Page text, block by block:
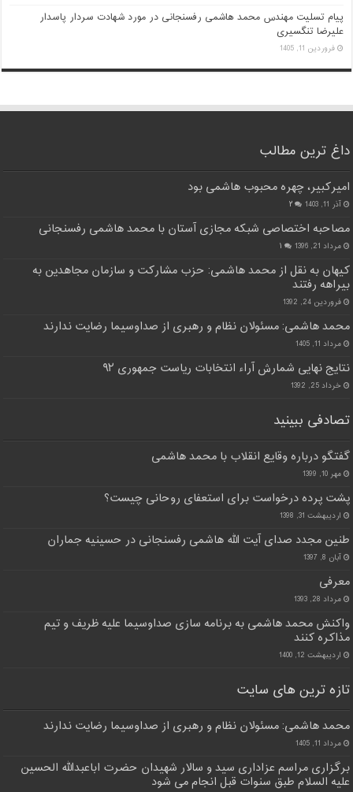
پیام تسلیت مهندس محمد هاشمی رفسنجانی در مورد شهادت سردار پاسدار
علیرضا تنگسیری
فروردین 11, 1405
داغ ترین مطالب
امیرکبیر، چهره محبوب هاشمی بود
آذر 11, 1403 ۲
مصاحبه اختصاصی شبکه مجازی آستان با محمد هاشمی رفسنجانی
مرداد 21, 1396 ۱
کیهان به نقل از محمد هاشمی: حزب مشارکت و سازمان مجاهدین به
بیراهه رفتند
فروردین 24, 1392
محمد هاشمی: مسئولان نظام و رهبری از صداوسیما رضایت ندارند
مرداد 11, 1405
نتایج نهایی شمارش آراء انتخابات ریاست جمهوری ۹۲
خرداد 25, 1392
تصادفی ببینید
گفتگو درباره وقایع انقلاب با محمد هاشمی
مهر 10, 1399
پشت پرده درخواست برای استعفای روحانی چیست؟
اردیبهشت 31, 1398
طنین مجدد صدای آیت الله هاشمی رفسنجانی در حسینیه جماران
آبان 8, 1397
معرفی
مرداد 28, 1393
واکنش محمد هاشمی به برنامه سازی صداوسیما علیه ظریف و تیم
مذاکره کنند
اردیبهشت 12, 1400
تازه ترین های سایت
محمد هاشمی: مسئولان نظام و رهبری از صداوسیما رضایت ندارند
مرداد 11, 1405
برگزاری مراسم عزاداری سید و سالار شهیدان حضرت اباعبدالله الحسین
علیه السلام طبق سنوات قبل انجام می شود